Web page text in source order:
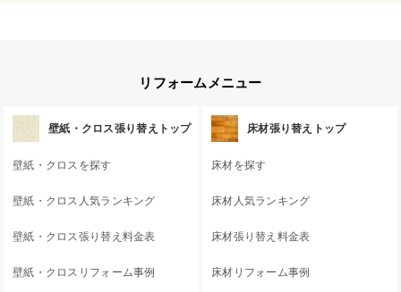
リフォームメニュー
壁紙・クロス張り替えトップ
壁紙・クロスを探す
壁紙・クロス人気ランキング
壁紙・クロス張り替え料金表
壁紙・クロスリフォーム事例
床材張り替えトップ
床材を探す
床材人気ランキング
床材張り替え料金表
床材リフォーム事例